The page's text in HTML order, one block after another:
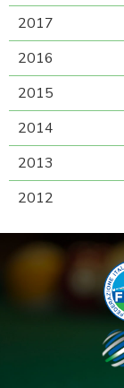
2017
2016
2015
2014
2013
2012